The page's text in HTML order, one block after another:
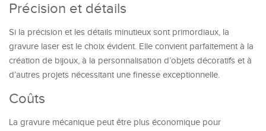
Précision et détails
Si la précision et les détails minutieux sont primordiaux, la
gravure laser est le choix évident. Elle convient parfaitement à la
création de bijoux, à la personnalisation d’objets décoratifs et à
d’autres projets nécessitant une finesse exceptionnelle.
Coûts
La gravure mécanique peut être plus économique pour